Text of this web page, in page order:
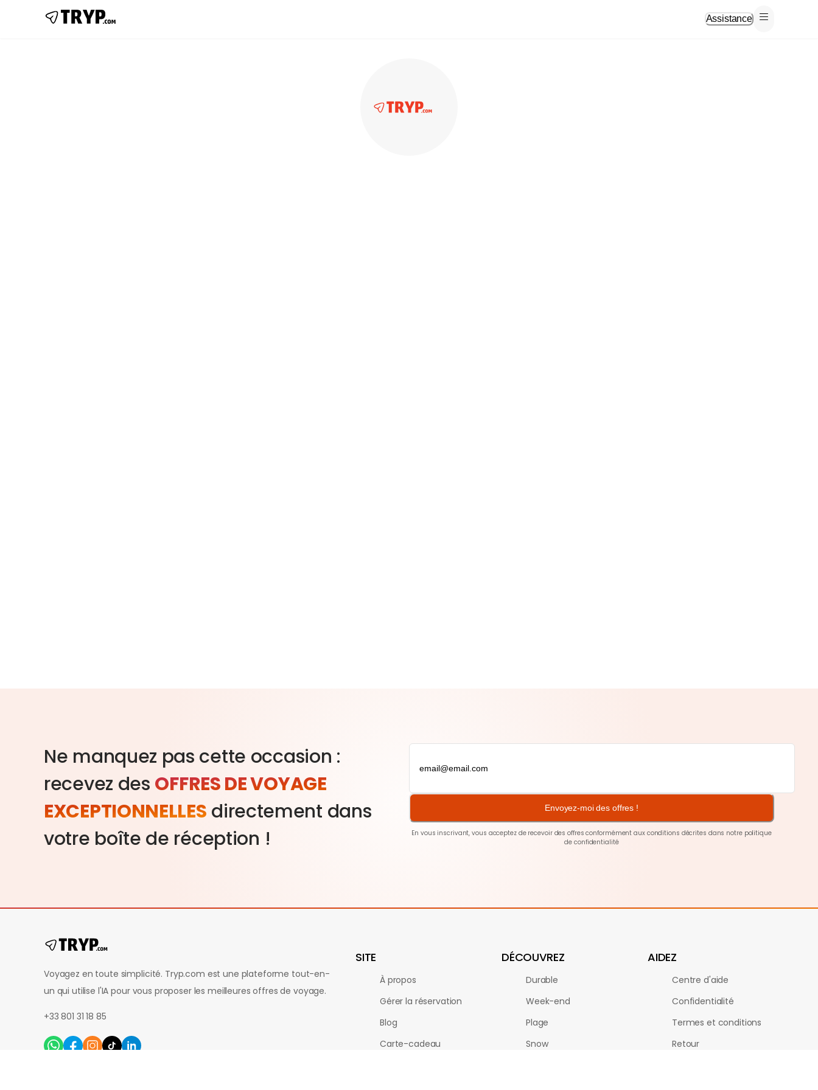
Assistance
Ne manquez pas cette occasion :
recevez des OFFRES DE VOYAGE
EXCEPTIONNELLES directement dans
votre boîte de réception !
Envoyez-moi des offres !
En vous inscrivant, vous acceptez de recevoir des offres conformément aux conditions décrites dans notre politique
de confidentialité
Voyagez en toute simplicité. Tryp.com est une plateforme tout-en-
un qui utilise l'IA pour vous proposer les meilleures offres de voyage.
+33 801 31 18 85
SITE
À propos
Gérer la réservation
Blog
Carte-cadeau
DÉCOUVREZ
Durable
Week-end
Plage
Snow
AIDEZ
Centre d'aide
Confidentialité
Termes et conditions
Retour